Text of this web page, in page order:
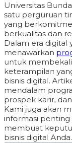
Universitas
satu perguruan
yang
berkualitas dan
Dalam era digital
menawarkan
untuk
keterampilan
bisnis digital.
mendalam
prospek karir,
Kami juga akan
informasi
membuat
bisnis digital Anda.